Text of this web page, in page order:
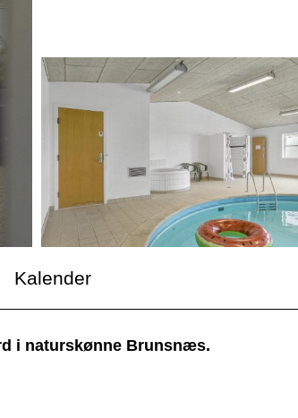
Kalender
i naturskønne Brunsnæs.